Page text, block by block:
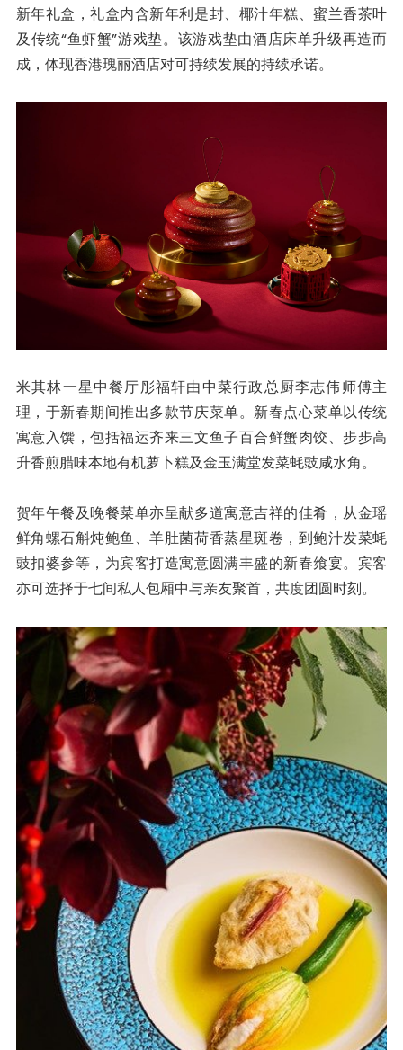
新年礼盒，礼盒内含新年利是封、椰汁年糕、蜜兰香茶叶
及传统“鱼虾蟹”游戏垫。该游戏垫由酒店床单升级再造而
成，体现香港瑰丽酒店对可持续发展的持续承诺。
米其林一星中餐厅彤福轩由中菜行政总厨李志伟师傅主
理，于新春期间推出多款节庆菜单。新春点心菜单以传统
寓意入馔，包括福运齐来三文鱼子百合鲜蟹肉饺、步步高
升香煎腊味本地有机萝卜糕及金玉满堂发菜蚝豉咸水角。
贺年午餐及晚餐菜单亦呈献多道寓意吉祥的佳肴，从金瑶
鲜角螺石斛炖鲍鱼、羊肚菌荷香蒸星斑卷，到鲍汁发菜蚝
豉扣婆参等，为宾客打造寓意圆满丰盛的新春飨宴。宾客
亦可选择于七间私人包厢中与亲友聚首，共度团圆时刻。